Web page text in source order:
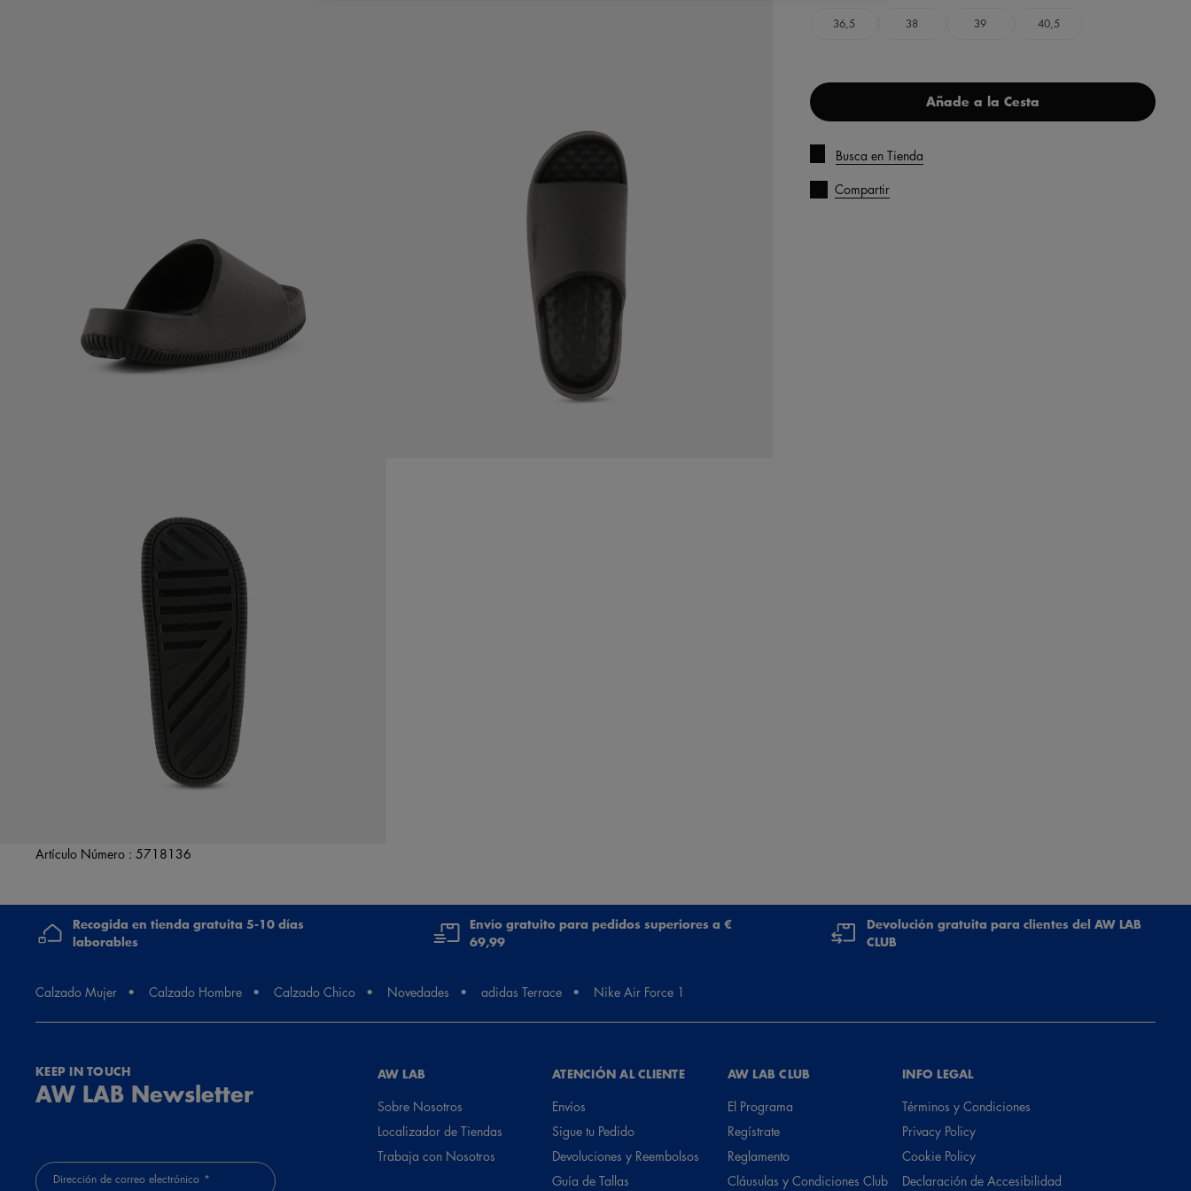
Artículo Número : 5718136
36,5 38 39 40,5
Añade a la Cesta
Busca en Tienda
Compartir
Recogida en tienda gratuita 5-10 días
laborables
Envío gratuito para pedidos superiores a €
69,99
Devolución gratuita para clientes del AW LAB
CLUB
Calzado Mujer Calzado Hombre Calzado Chico Novedades adidas Terrace Nike Air Force 1
KEEP IN TOUCH
AW LAB Newsletter
Dirección de correo electrónico
AW LAB
Sobre Nosotros
Localizador de Tiendas
Trabaja con Nosotros
ATENCIÓN AL CLIENTE
Envíos
Sigue tu Pedido
Devoluciones y Reembolsos
Guía de Tallas
AW LAB CLUB
El Programa
Regístrate
Reglamento
Cláusulas y Condiciones Club
INFO LEGAL
Términos y Condiciones
Privacy Policy
Cookie Policy
Declaración de Accesibilidad